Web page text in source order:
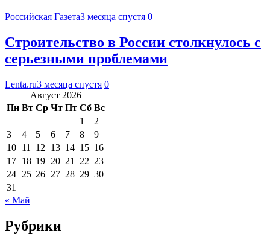
Российская Газета3 месяца спустя 0
Строительство в России столкнулось с
серьезными проблемами
Lenta.ru3 месяца спустя 0
Август 2026
Пн Вт Ср Чт Пт Сб Вс
1
2
3
4 5 6 7 8
9
10 11 12 13 14 15 16
17 18 19 20 21 22 23
24 25 26 27 28 29 30
31
« Май
Рубрики